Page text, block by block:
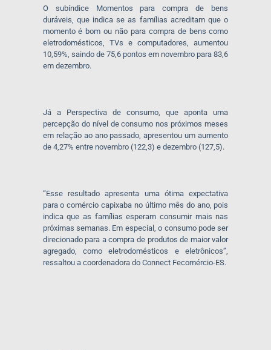
O subíndice Momentos para compra de bens
duráveis, que indica se as famílias acreditam que o
momento é bom ou não para compra de bens como
eletrodomésticos, TVs e computadores, aumentou
10,59%, saindo de 75,6 pontos em novembro para 83,6
em dezembro.
Já a Perspectiva de consumo, que aponta uma
percepção do nível de consumo nos próximos meses
em relação ao ano passado, apresentou um aumento
de 4,27% entre novembro (122,3) e dezembro (127,5).
“Esse resultado apresenta uma ótima expectativa
para o comércio capixaba no último mês do ano, pois
indica que as famílias esperam consumir mais nas
próximas semanas. Em especial, o consumo pode ser
direcionado para a compra de produtos de maior valor
agregado, como eletrodomésticos e eletrônicos”,
ressaltou a coordenadora do Connect Fecomércio-ES.